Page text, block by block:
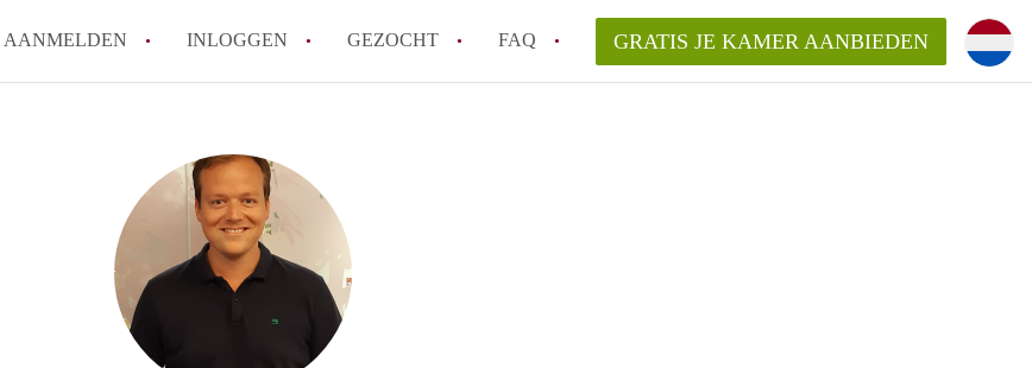
AANMELDEN INLOGGEN GEZOCHT FAQ
Hoeveel kost het om te reageren op een Kamer in Eindhoven?
Wat is de privacyverklaring van KamersEindhoven?
Berekent KamersEindhoven makelaarsvergoeding/bemiddelingsvergoeding?
Alle veelgestelde vragen
GRATIS JE KAMER AANBIEDEN